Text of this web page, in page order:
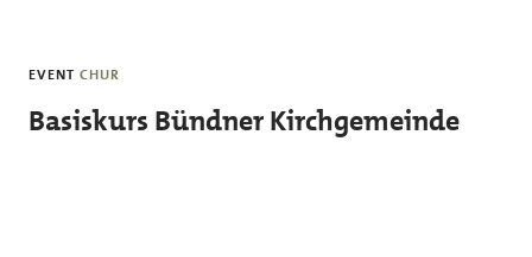
EVENT CHUR
Basiskurs Bündner Kirchgemeinde